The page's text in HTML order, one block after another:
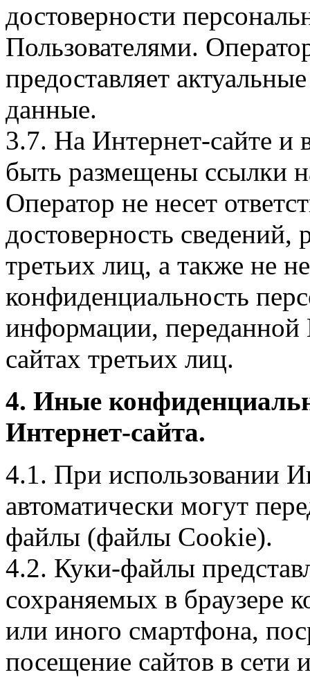
достоверности
Пользователями.
предоставляет
данные.
3.7. На Интернет-сайте
быть размещены ссылки
Оператор не несет
достоверность
третьих лиц, а также не
конфиденциальность
информации, переданной
сайтах третьих лиц.
4. Иные
Интернет-сайта.
4.1. При использовании
автоматически могут
файлы (файлы Cookie).
4.2. Куки-файлы
сохраняемых в браузере
или иного смартфона,
посещение сайтов в сети